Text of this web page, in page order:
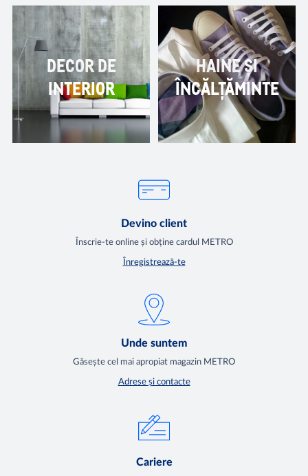
DECOR DE
INTERIOR
HAINE ȘI
ÎNCĂLȚĂMINTE
Devino client
Înscrie-te online și obține cardul METRO
Înregistrează-te
Unde suntem
Găsește cel mai apropiat magazin METRO
Adrese și contacte
Cariere